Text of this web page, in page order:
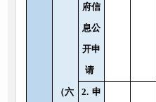
（六
府信
息公
开申
请
2. 申